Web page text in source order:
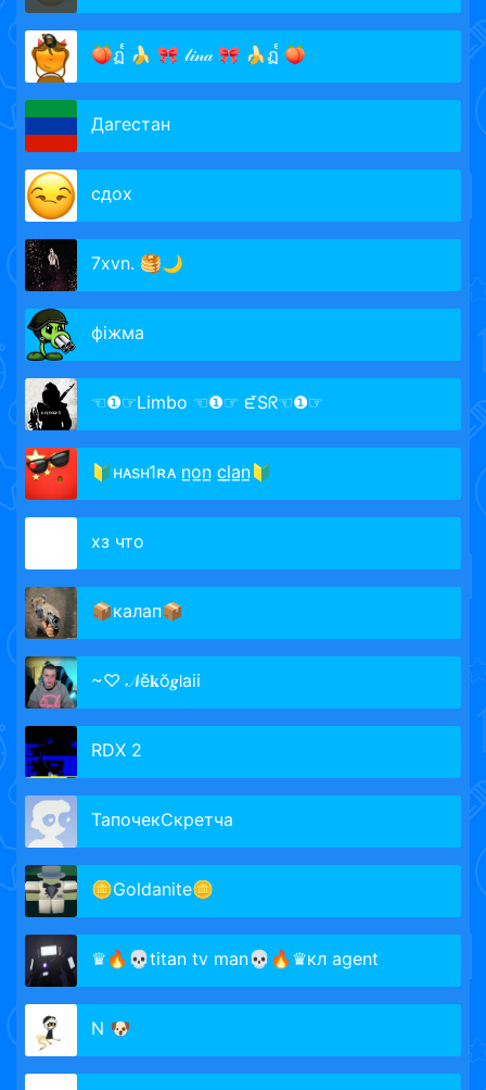
🍑ฏ๎ 🍌 🎀 𝓁𝒾𝓃𝒶 🎀 🍌ฏ๎ 🍑
Дагестан
сдох
7xvn. 🥞🌙
фiжма
☜❶☞Limbo ☜❶☞ ᘿSᖇ☜❶☞
🔰ʜᴀsʜ1ʀᴀ n̲o̲n̲ c̲l̲a̲n̲🔰⠀
хз что
📦калап📦
~♡ 𝒩ě𝐤ŏ𝒈𝗅aii
RDX 2
ТапочекСкретча
🪙Goldanite🪙
♛🔥💀titan tv man💀🔥♛кл agent
N 🐶